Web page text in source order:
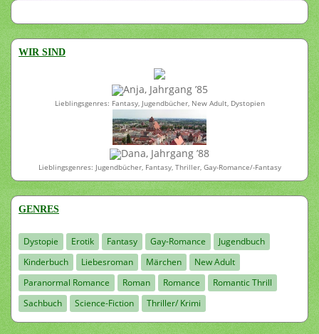
WIR SIND
Anja, Jahrgang ’85
Lieblingsgenres: Fantasy, Jugendbücher, New Adult, Dystopien
Dana, Jahrgang ’88
Lieblingsgenres: Jugendbücher, Fantasy, Thriller, Gay-Romance/-Fantasy
GENRES
Dystopie Erotik Fantasy Gay-Romance
Jugendbuch
Kinderbuch
Liebesroman Märchen
New Adult
Paranormal Romance
Roman Romance
Romantic Thrill
Sachbuch
Science-Fiction Thriller/ Krimi